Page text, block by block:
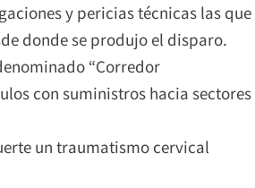
y pericias técnicas las que
donde se produjo el disparo.
“Corredor
con suministros hacia sectores
un traumatismo cervical